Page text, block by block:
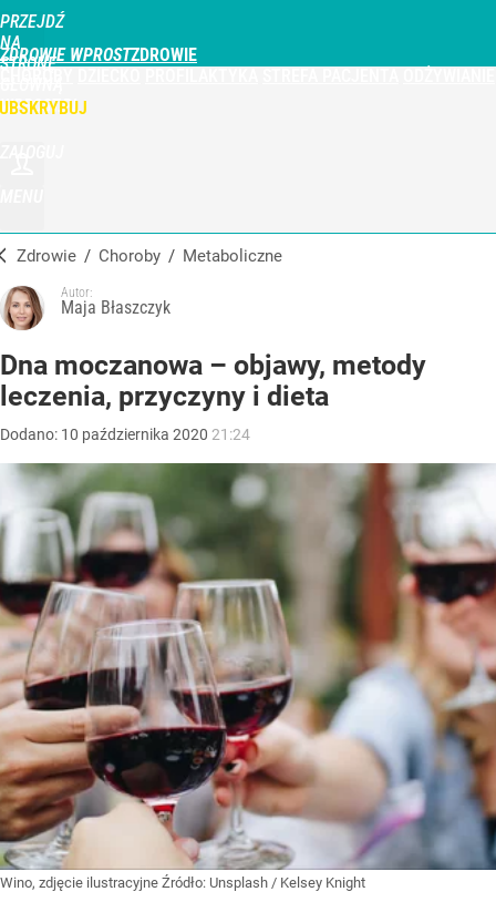
PRZEJDŹ
NA
STRONĘ
WPROST.PL
ZDROWIE WPROST
Zdrowie / Choroby / metaboliczne
Autor:
Maja Błaszczyk
Dna moczanowa – objawy, metody
leczenia, przyczyny i dieta
Dodano: 10 października 2020 21:24
Wino, zdjęcie ilustracyjne Źródło: Unsplash / Kelsey Knight